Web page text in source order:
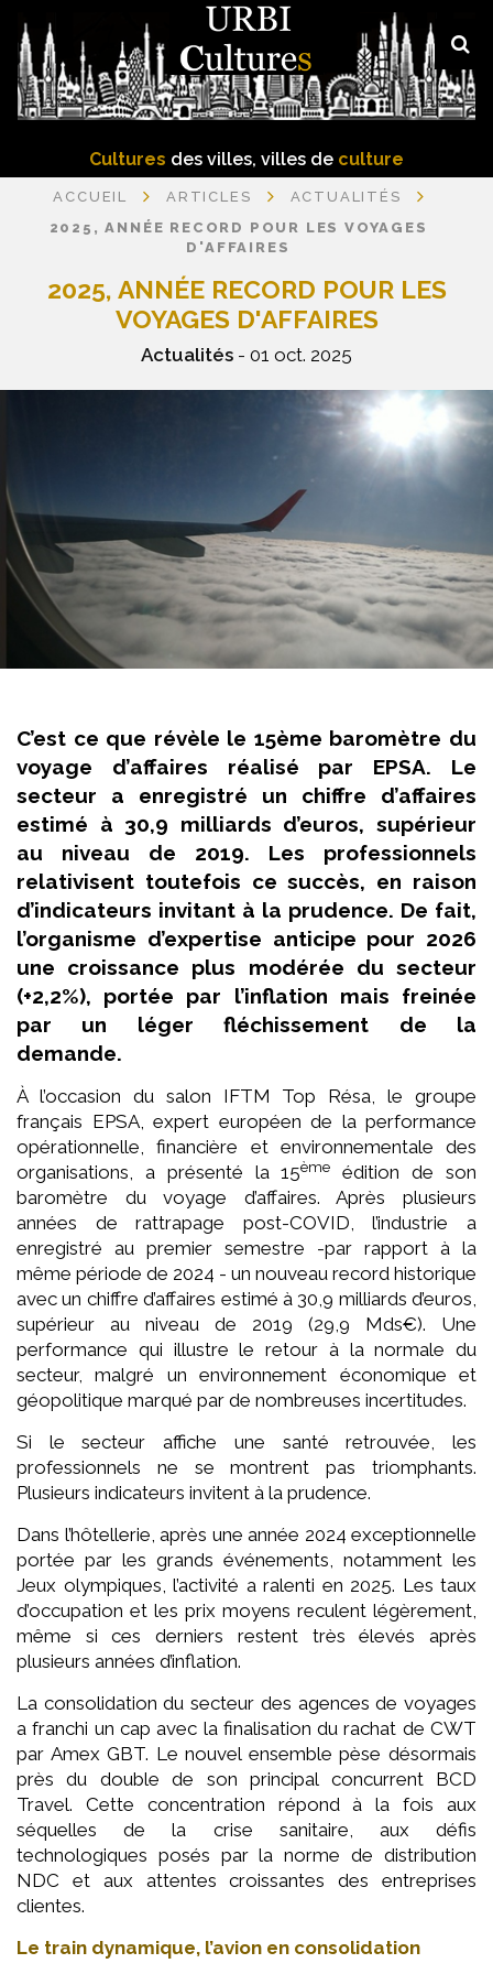
Cultures des villes, villes de culture
2025, ANNÉE RECORD POUR LES
VOYAGES D'AFFAIRES
Actualités - 01 oct. 2025
ACCUEIL ARTICLES
ACTUALITÉS
2025, ANNÉE RECORD POUR LES VOYAGES
D'AFFAIRES
C’est ce que révèle le 15ème baromètre du
voyage d’affaires réalisé par EPSA. Le
secteur a enregistré un chiffre d’affaires
estimé à 30,9 milliards d’euros, supérieur
au niveau de 2019. Les professionnels
relativisent toutefois ce succès, en raison
d’indicateurs invitant à la prudence. De fait,
l’organisme d’expertise anticipe pour 2026
une croissance plus modérée du secteur
(+2,2%), portée par l’inflation mais freinée
par un léger fléchissement de la
demande.
À l’occasion du salon IFTM Top Résa, le groupe
français EPSA, expert européen de la performance
opérationnelle, financière et environnementale des
organisations, a présenté la 15ème
édition de son
baromètre du voyage d’affaires. Après plusieurs
années de rattrapage post-COVID, l’industrie a
enregistré au premier semestre -par rapport à la
même période de 2024 - un nouveau record historique
avec un chiffre d’affaires estimé à 30,9 milliards d’euros,
supérieur au niveau de 2019 (29,9 Mds€). Une
performance qui illustre le retour à la normale du
secteur, malgré un environnement économique et
géopolitique marqué par de nombreuses incertitudes.
Si le secteur affiche une santé retrouvée, les
professionnels ne se montrent pas triomphants.
Plusieurs indicateurs invitent à la prudence.
Dans l’hôtellerie, après une année 2024 exceptionnelle
portée par les grands événements, notamment les
Jeux olympiques, l’activité a ralenti en 2025. Les taux
d’occupation et les prix moyens reculent légèrement,
même si ces derniers restent très élevés après
plusieurs années d’inflation.
La consolidation du secteur des agences de voyages
a franchi un cap avec la finalisation du rachat de CWT
par Amex GBT. Le nouvel ensemble pèse désormais
près du double de son principal concurrent BCD
Travel. Cette concentration répond à la fois aux
séquelles de la crise sanitaire, aux défis
technologiques posés par la norme de distribution
NDC et aux attentes croissantes des entreprises
clientes.
Le train dynamique, l’avion en consolidation